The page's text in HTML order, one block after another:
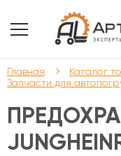
Главная
Каталог
Запчасти для